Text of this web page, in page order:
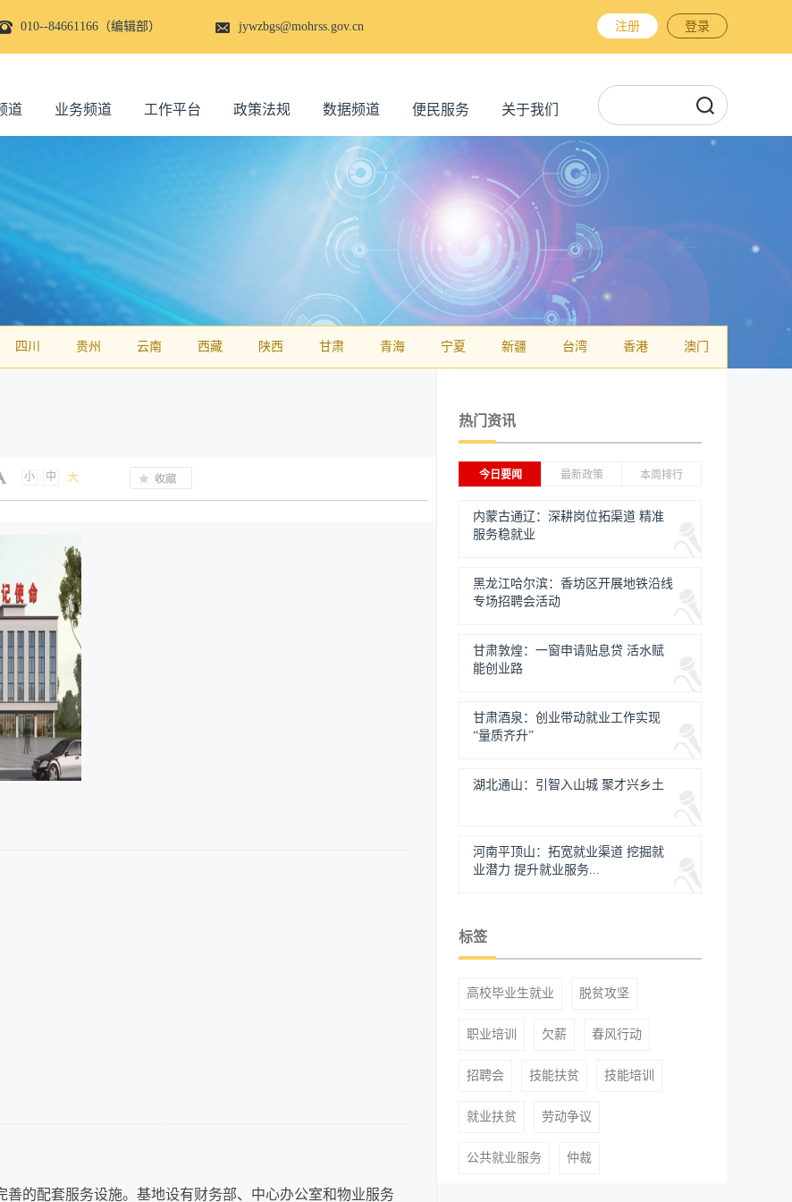
010--84661166（编辑部） jywzbgs@mohrss.gov.cn 注册 登录
道 业务频道 工作平台 政策法规 数据频道 便民服务 关于我们
四川 贵州 云南 西藏 陕西 甘肃 青海 宁夏 新疆 台湾 香港 澳门
小 中 大
的配套服务设施。基地设有财务部、中心办公室和物业服务
热门资讯
今日要闻 最新政策 本周排行
内蒙古通辽：深耕岗位拓渠道 精准
服务稳就业
黑龙江哈尔滨：香坊区开展地铁沿线
专场招聘会活动
甘肃敦煌：一窗申请贴息贷 活水赋
能创业路
甘肃酒泉：创业带动就业工作实现
“量质齐升”
湖北通山：引智入山城 聚才兴乡土
河南平顶山：拓宽就业渠道 挖掘就
业潜力 提升就业服务...
标签
高校毕业生就业 脱贫攻坚
职业培训 欠薪 春风行动
招聘会 技能扶贫 技能培训
就业扶贫 劳动争议
公共就业服务 仲裁